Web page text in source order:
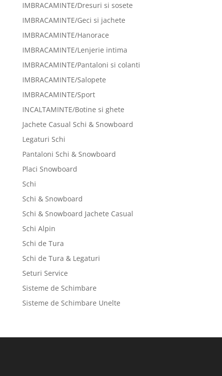
IMBRACAMINTE/Dresuri si sosete
IMBRACAMINTE/Geci si jachete
IMBRACAMINTE/Hanorace
IMBRACAMINTE/Lenjerie intima
IMBRACAMINTE/Pantaloni si colanti
IMBRACAMINTE/Salopete
IMBRACAMINTE/Sport
INCALTAMINTE/Botine si ghete
Jachete Casual Schi & Snowboard
Legaturi Schi
Pantaloni Schi & Snowboard
Placi Snowboard
Schi
Schi & Snowboard
Schi & Snowboard Jachete Casual
Schi Alpin
Schi de Tura
Schi de Tura & Legaturi
Seturi Service
Sisteme de Schimbare
Sisteme de Schimbare Unelte